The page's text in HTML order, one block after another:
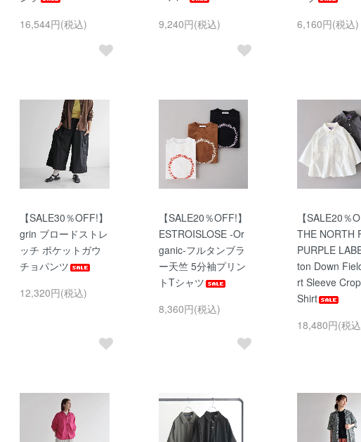
16,544円(税込)
9,240円(税込)
6,160円(税込)
【SALE30％OFF!】
grin ブロードストレ
ッチ ポケットガウ
チョパンツ
12,320円(税込)
【SALE20％OFF!】
ESTROISLOSE -Or
ganic-フルタンブラ
ー天竺 5分袖プリン
トTシャツ
8,360円(税込)
【SALE20％
THE NORTH
PURPLE
ton Down
rt Sleeve
Shirt
18,480円(税